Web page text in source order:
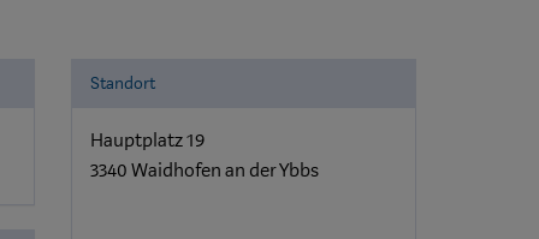
Standort
Hauptplatz 19
3340 Waidhofen an der Ybbs